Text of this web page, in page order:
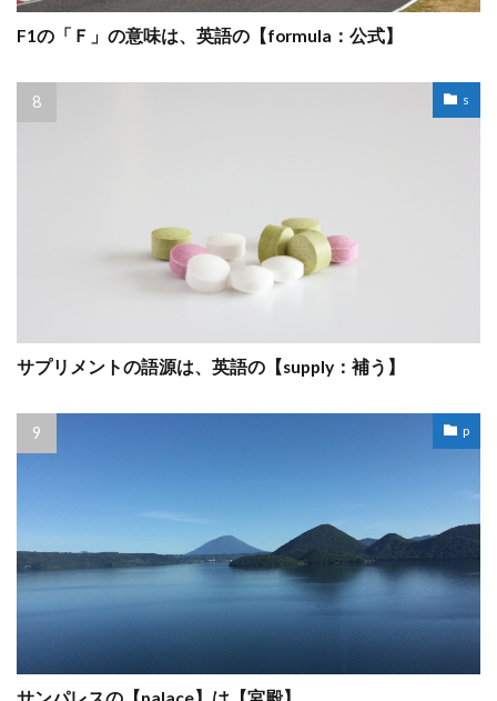
F1の「Ｆ」の意味は、英語の【formula：公式】
s
サプリメントの語源は、英語の【supply：補う】
p